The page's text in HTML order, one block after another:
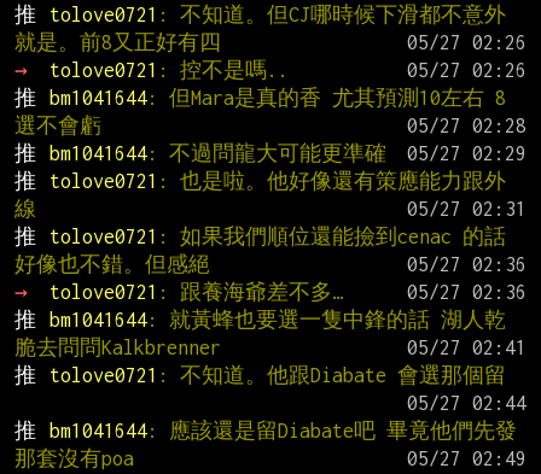
推
tolove0721 : 不知道。但CJ哪時候下滑都不意外
就是。前8又正好有四
→
tolove0721 : 控不是嗎..
推
bm1041644: 但Mara是真的香 尤其預測10左右 8
選不會虧
推
bm1041644: 不過問龍大可能更準確
推
tolove0721 : 也是啦。他好像還有策應能力跟外
線
推
tolove0721 : 如果我們順位還能撿到cenac 的話
好像也不錯。但感絕
→
tolove0721 : 跟養海爺差不多…
推
bm1041644: 就黃蜂也要選一隻中鋒的話 湖人乾
脆去問問Kalkbrenner
推
tolove0721 : 不知道。他跟Diabate 會選那個留
推
bm1041644: 應該還是留Diabate吧 畢竟他們先發
那套沒有poa